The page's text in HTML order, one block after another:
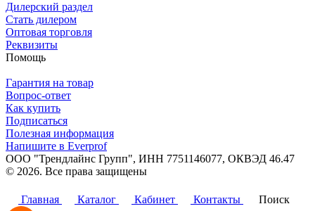
Дилерский раздел
Стать дилером
Оптовая торговля
Реквизиты
Помощь
Гарантия на товар
Вопрос-ответ
Как купить
Подписаться
Полезная информация
Напишите в Everprof
ООО "Трендлайнс Групп", ИНН 7751146077, ОКВЭД 46.47
© 2026. Все права защищены
Главная
Каталог Кабинет Контакты Поиск